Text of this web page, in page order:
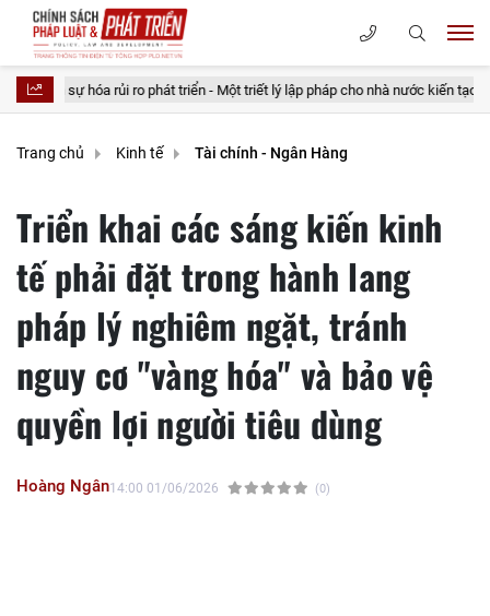
ro phát triển - Một triết lý lập pháp cho nhà nước kiến tạo 20 điều
Trang chủ Kinh tế Tài chính - Ngân Hàng
Triển khai các sáng kiến kinh
tế phải đặt trong hành lang
pháp lý nghiêm ngặt, tránh
nguy cơ "vàng hóa" và bảo vệ
quyền lợi người tiêu dùng
Hoàng Ngân14:00 01/06/2026 (0)